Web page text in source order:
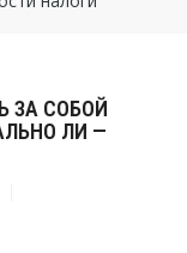
ЗА СОБОЙ
ЛИ —